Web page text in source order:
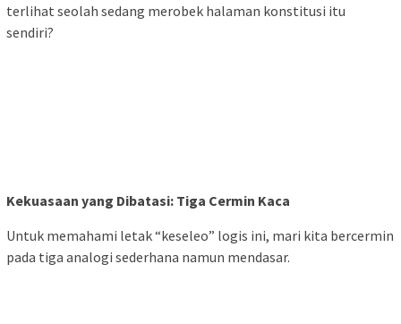
terlihat seolah sedang merobek halaman konstitusi itu
sendiri?
Kekuasaan yang Dibatasi: Tiga Cermin Kaca
Untuk memahami letak “keseleo” logis ini, mari kita bercermin
pada tiga analogi sederhana namun mendasar.